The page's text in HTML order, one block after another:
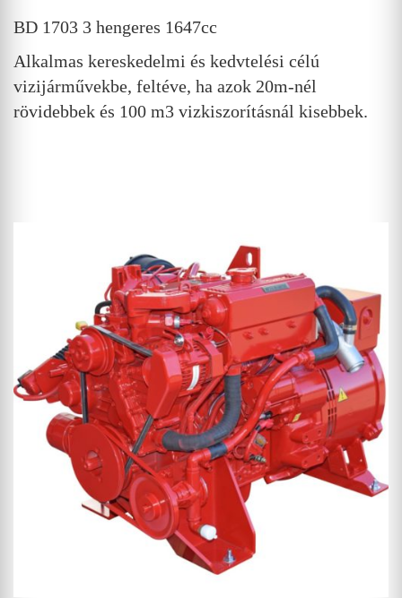
BD 1703 3 hengeres 1647cc
Alkalmas kereskedelmi és kedvtelési célú
vizijárművekbe, feltéve, ha azok 20m-nél
rövidebbek és 100 m3 vizkiszorításnál kisebbek.